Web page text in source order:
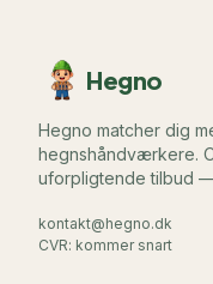
Hegno
Hegno matcher dig
hegnshåndværkere.
uforpligtende tilbud
kontakt@hegno.dk
CVR: kommer snart